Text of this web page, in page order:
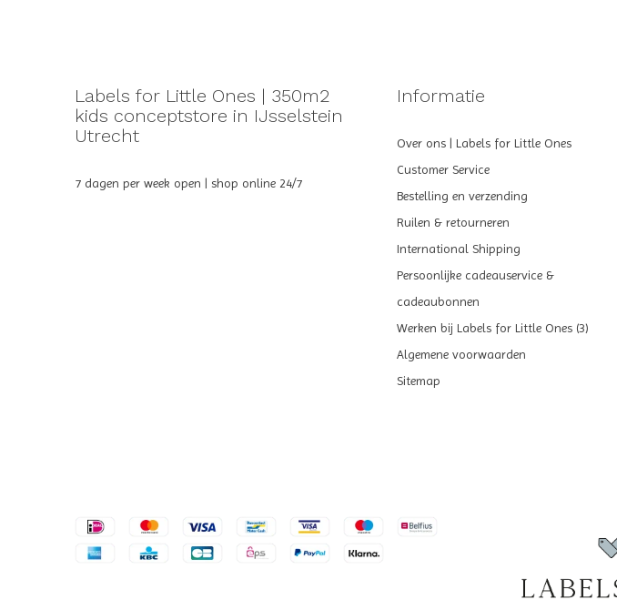
Labels for Little Ones | 350m2
kids conceptstore in IJsselstein
Utrecht
7 dagen per week open | shop online 24/7
Informatie
Over ons | Labels for Little Ones
Customer Service
Bestelling en verzending
Ruilen & retourneren
International Shipping
Persoonlijke cadeauservice &
cadeaubonnen
Werken bij Labels for Little Ones (3)
Algemene voorwaarden
Sitemap